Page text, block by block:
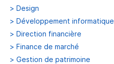
> Design
> Développement informatique
> Direction financière
> Finance de marché
> Gestion de patrimoine